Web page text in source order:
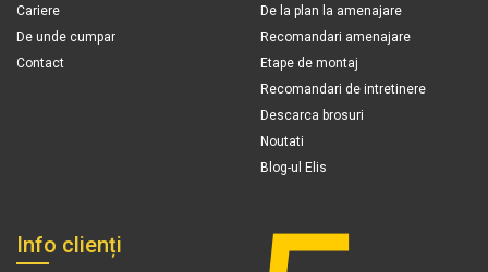
Cariere
De unde cumpar
Contact
De la plan la amenajare
Recomandari amenajare
Etape de montaj
Recomandari de intretinere
Descarca brosuri
Noutati
Blog-ul Elis
Info clienți